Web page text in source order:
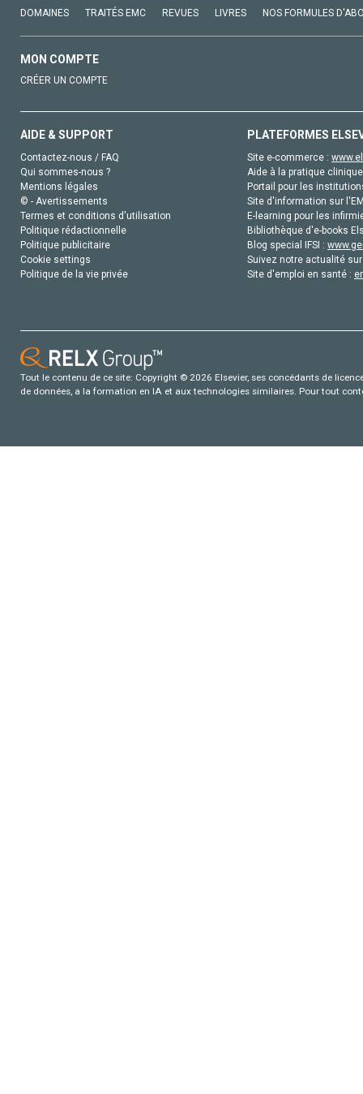
DOMAINES TRAITÉS EMC REVUES LIVRES NOS FORMULES
MON COMPTE
CRÉER UN COMPTE
AIDE & SUPPORT
Contactez-nous / FAQ
Qui sommes-nous ?
Mentions légales
© - Avertissements
Termes et conditions d'utilisation
Politique rédactionnelle
Politique publicitaire
Cookie settings
Politique de la vie privée
PLATEFORMES
Site e-commerce :
Aide à la pratique
Portail pour les
Site d'information sur
E-learning pour les
Bibliothèque d'e-books
Blog special IFSI :
Suivez notre actualité
Site d'emploi en santé :
Tout le contenu de ce site: Copyright © 2026 Elsevier, ses concédants de
de données, a la formation en IA et aux technologies similaires. Pour tout